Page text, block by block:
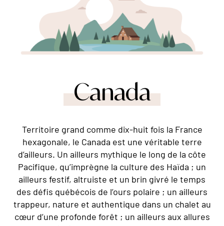
Canada
Territoire grand comme dix-huit fois la France
hexagonale, le Canada est une véritable terre
d’ailleurs. Un ailleurs mythique le long de la côte
Pacifique, qu’imprègne la culture des Haïda ; un
ailleurs festif, altruiste et un brin givré le temps
des défis québécois de l’ours polaire ; un ailleurs
trappeur, nature et authentique dans un chalet au
cœur d’une profonde forêt ; un ailleurs aux allures